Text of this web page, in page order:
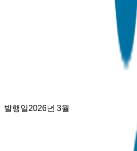
발행일2026년 3월